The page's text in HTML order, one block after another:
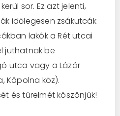
sor. Ez azt jelenti,
időlegesen zsákutcák
lakók a Rét utcai
juthatnak be
utca vagy a Lázár
Kápolna köz).
és türelmét köszönjük!